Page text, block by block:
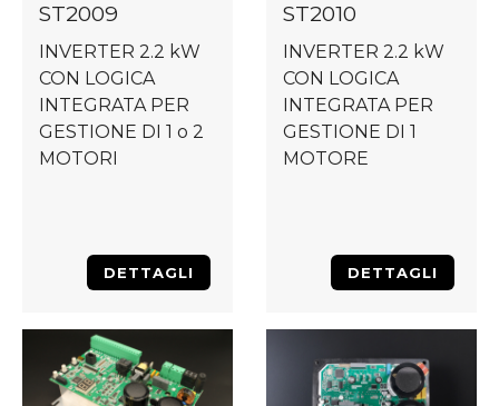
ST2009
INVERTER 2.2 kW
CON LOGICA
INTEGRATA PER
GESTIONE DI 1 o 2
MOTORI
DETTAGLI
ST2010
INVERTER 2.2 kW
CON LOGICA
INTEGRATA PER
GESTIONE DI 1
MOTORE
DETTAGLI